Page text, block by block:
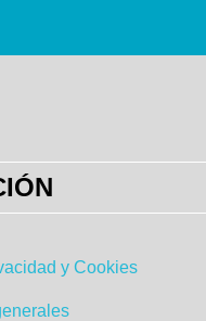
y Cookies